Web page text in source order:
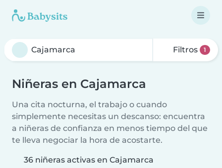
Filtros 1
Niñeras en Cajamarca
Una cita nocturna, el trabajo o cuando
simplemente necesitas un descanso: encuentra
a niñeras de confianza en menos tiempo del que
te lleva negociar la hora de acostarte.
36 niñeras activas en Cajamarca